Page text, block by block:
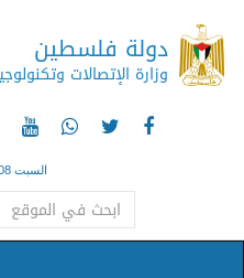
دولة فلسطين
وزارة الإتصالات
السبت 08-08-2026